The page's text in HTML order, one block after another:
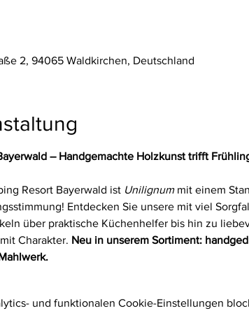
2, 94065 Waldkirchen, Deutschland
– Handgemachte Holzkunst trifft
Resort Bayerwald ist Unilignum mit einem
Entdecken Sie unsere mit viel
über praktische Küchenhelfer bis hin zu
Charakter. Neu in unserem Sortiment:
und funktionalen Cookie-Einstellungen